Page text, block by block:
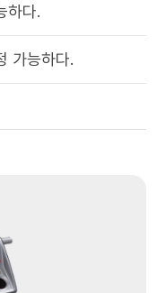
하다.
가능하다.